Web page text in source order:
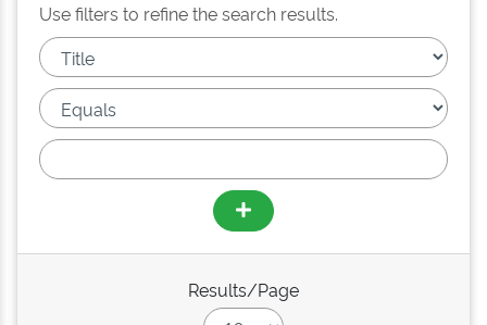
Use filters to refine the search results.
Results/Page